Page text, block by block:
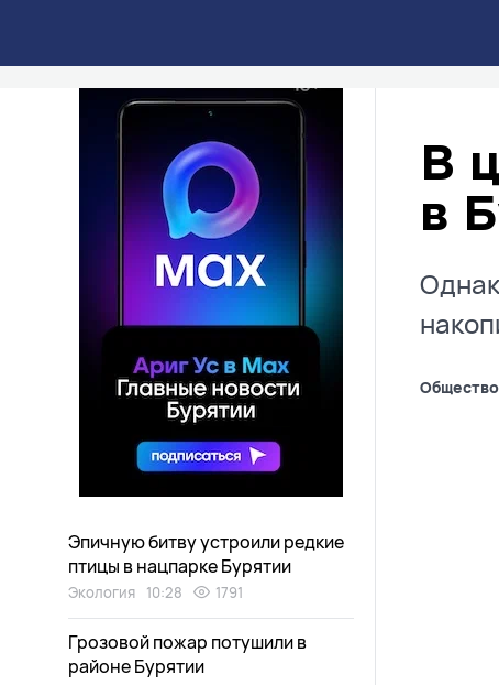
В
в
Общество
РЕКЛАМА • HTTPS://MAX.RU/ARIGUS
Эпичную битву устроили редкие
птицы в нацпарке Бурятии
Экология 10:28 1791
Грозовой пожар потушили в
районе Бурятии